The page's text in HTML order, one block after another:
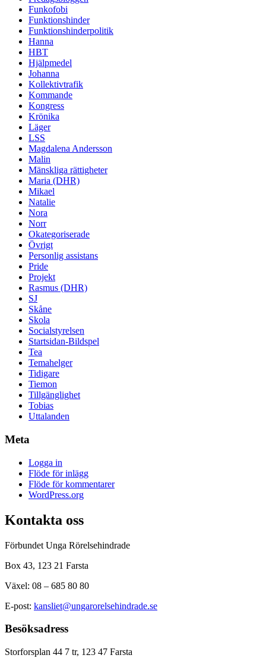
Funkofobi
Funktionshinder
Funktionshinderpolitik
Hanna
HBT
Hjälpmedel
Johanna
Kollektivtrafik
Kommande
Kongress
Krönika
Läger
LSS
Magdalena Andersson
Malin
Mänskliga rättigheter
Maria (DHR)
Mikael
Natalie
Nora
Norr
Okategoriserade
Övrigt
Personlig assistans
Pride
Projekt
Rasmus (DHR)
SJ
Skåne
Skola
Socialstyrelsen
Startsidan-Bildspel
Tea
Temahelger
Tidigare
Tiemon
Tillgänglighet
Tobias
Uttalanden
Meta
Logga in
Flöde för inlägg
Flöde för kommentarer
WordPress.org
Kontakta oss
Förbundet Unga Rörelsehindrade
Box 43, 123 21 Farsta
Växel: 08 – 685 80 80
E-post: kansliet@ungarorelsehindrade.se
Besöksadress
Storforsplan 44 7 tr, 123 47 Farsta